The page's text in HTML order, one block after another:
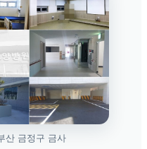
산 금정구 금사